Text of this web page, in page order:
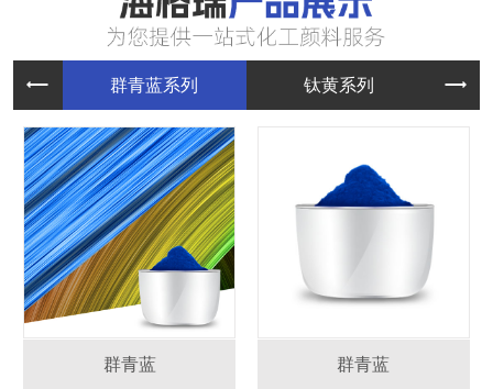
群青蓝系 钛黄系列
群青蓝 群青蓝